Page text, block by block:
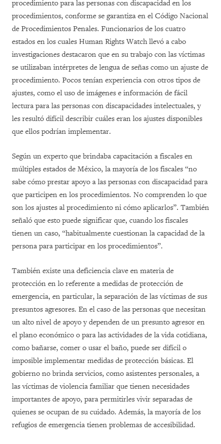
procedimiento para las personas con discapacidad en los
procedimientos, conforme se garantiza en el Código Nacional
de Procedimientos Penales. Funcionarios de los cuatro
estados en los cuales Human Rights Watch llevó a cabo
investigaciones destacaron que en su trabajo con las víctimas
se utilizaban intérpretes de lengua de señas como un ajuste de
procedimiento. Pocos tenían experiencia con otros tipos de
ajustes, como el uso de imágenes e información de fácil
lectura para las personas con discapacidades intelectuales, y
les resultó difícil describir cuáles eran los ajustes disponibles
que ellos podrían implementar.
Según un experto que brindaba capacitación a fiscales en
múltiples estados de México, la mayoría de los fiscales “no
sabe cómo prestar apoyo a las personas con discapacidad para
que participen en los procedimientos. No comprenden lo que
son los ajustes al procedimiento ni cómo aplicarlos”. También
señaló que esto puede significar que, cuando los fiscales
tienen un caso, “habitualmente cuestionan la capacidad de la
persona para participar en los procedimientos”.
También existe una deficiencia clave en materia de
protección en lo referente a medidas de protección de
emergencia, en particular, la separación de las víctimas de sus
presuntos agresores. En el caso de las personas que necesitan
un alto nivel de apoyo y dependen de un presunto agresor en
el plano económico o para las actividades de la vida cotidiana,
como bañarse, comer o usar el baño, puede ser difícil o
imposible implementar medidas de protección básicas. El
gobierno no brinda servicios, como asistentes personales, a
las víctimas de violencia familiar que tienen necesidades
importantes de apoyo, para permitirles vivir separadas de
quienes se ocupan de su cuidado. Además, la mayoría de los
refugios de emergencia tienen problemas de accesibilidad.